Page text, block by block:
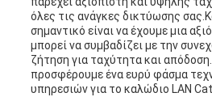
όλες τις ανάγκες δικτύωσης
σημαντικό είναι να έχουμε μια
μπορεί να συμβαδίζει με την
ζήτηση για ταχύτητα και
προσφέρουμε ένα ευρύ φάσμα
υπηρεσιών για το καλώδιο LAN